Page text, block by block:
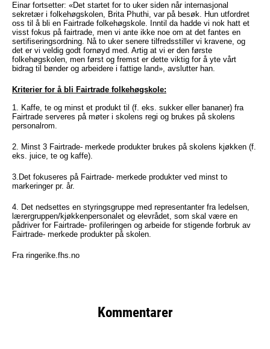
Einar fortsetter: «Det startet for to uker siden når internasjonal
sekretær i folkehøgskolen, Brita Phuthi, var på besøk. Hun utfordret
oss til å bli en Fairtrade folkehøgskole. Inntil da hadde vi nok hatt et
visst fokus på fairtrade, men vi ante ikke noe om at det fantes en
sertifiseringsordning. Nå to uker senere tilfredsstiller vi kravene, og
det er vi veldig godt fornøyd med. Artig at vi er den første
folkehøgskolen, men først og fremst er dette viktig for å yte vårt
bidrag til bønder og arbeidere i fattige land», avslutter han.
Kriterier for å bli Fairtrade folkehøgskole:
1. Kaffe, te og minst et produkt til (f. eks. sukker eller bananer) fra
Fairtrade serveres på møter i skolens regi og brukes på skolens
personalrom.
2. Minst 3 Fairtrade- merkede produkter brukes på skolens kjøkken (f.
eks. juice, te og kaffe).
3.Det fokuseres på Fairtrade- merkede produkter ved minst to
markeringer pr. år.
4. Det nedsettes en styringsgruppe med representanter fra ledelsen,
lærergruppen/kjøkkenpersonalet og elevrådet, som skal være en
pådriver for Fairtrade- profileringen og arbeide for stigende forbruk av
Fairtrade- merkede produkter på skolen.
Fra ringerike.fhs.no
Kommentarer